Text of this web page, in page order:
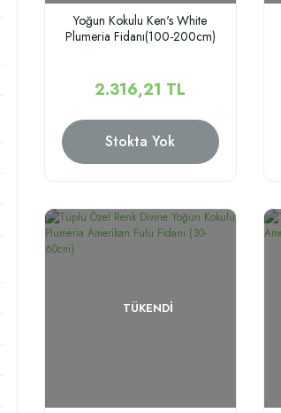
Yoğun Kokulu Ken's White
Plumeria Fidanı(100-200cm)
2.316,21 TL
Stokta Yok
TÜKENDI